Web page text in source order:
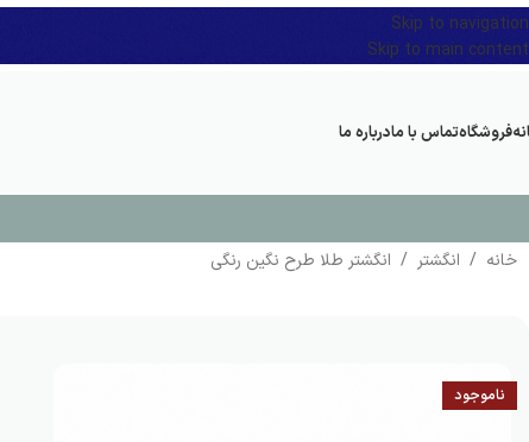
Skip to navigation
Skip to main content
فروشگاهتماس با مادرباره ما
خانه / انگشتر / انگشتر طلا طرح نگین رنگی
ناموجود